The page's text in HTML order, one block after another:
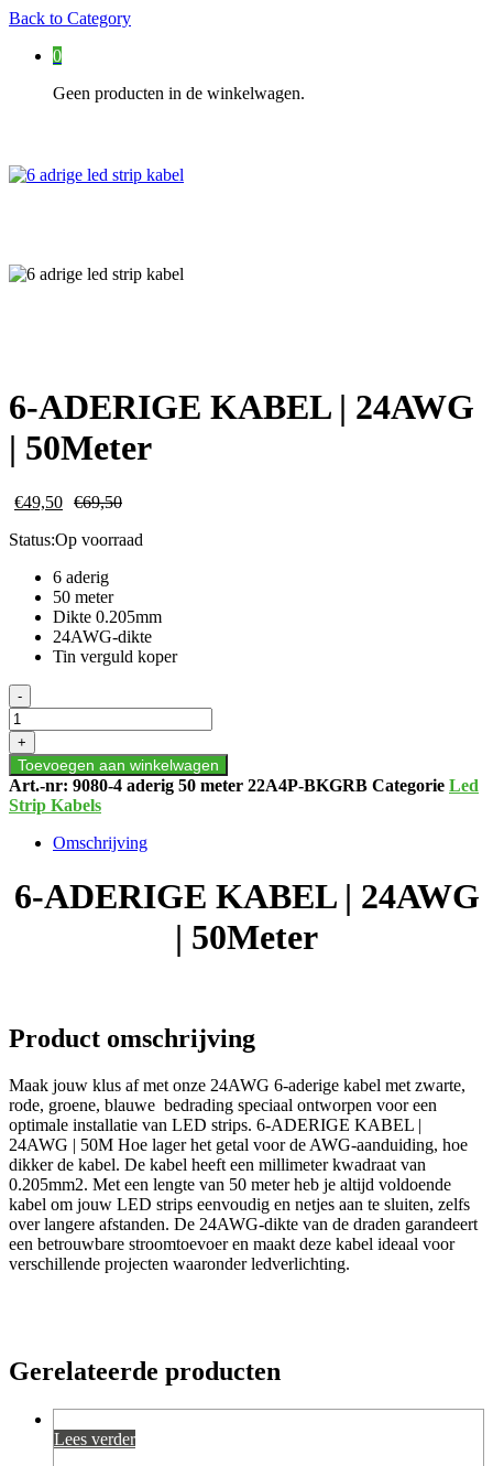
Back to Category
0
Geen producten in de winkelwagen.
6-ADERIGE KABEL | 24AWG
| 50Meter
€49,50 €69,50
Status:Op voorraad
6 aderig
50 meter
Dikte 0.205mm
24AWG-dikte
Tin verguld koper
6-
ADERIGE
KABEL
|
24AWG
|
50Meter
-
+
Toevoegen aan winkelwagen
Art.-nr: 9080-4 aderig 50 meter 22A4P-BKGRB Categorie Led
Strip Kabels
Omschrijving
6-ADERIGE KABEL | 24AWG
| 50Meter
Product omschrijving
Maak jouw klus af met onze 24AWG 6-aderige kabel met zwarte,
rode, groene, blauwe bedrading speciaal ontworpen voor een
optimale installatie van LED strips. 6-ADERIGE KABEL |
24AWG | 50M Hoe lager het getal voor de AWG-aanduiding, hoe
dikker de kabel. De kabel heeft een millimeter kwadraat van
0.205mm2. Met een lengte van 50 meter heb je altijd voldoende
kabel om jouw LED strips eenvoudig en netjes aan te sluiten, zelfs
over langere afstanden. De 24AWG-dikte van de draden garandeert
een betrouwbare stroomtoevoer en maakt deze kabel ideaal voor
verschillende projecten waaronder ledverlichting.
Gerelateerde producten
Lees verder